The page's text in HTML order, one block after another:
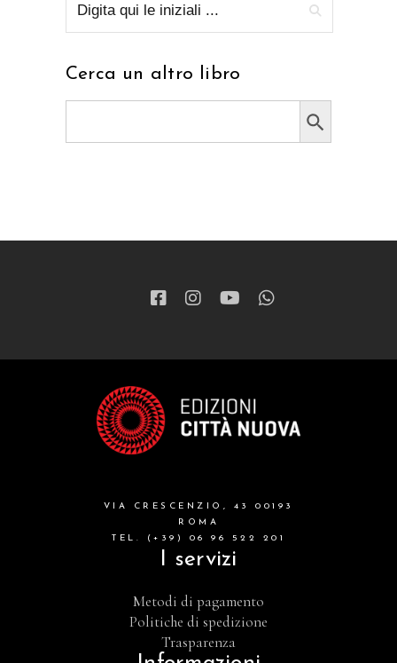
Cerca un altro libro
Search Button
VIA CRESCENZIO, 43 00193
ROMA
TEL. (+39) 06 96 522 201
I servizi
Metodi di pagamento
Politiche di spedizione
Trasparenza